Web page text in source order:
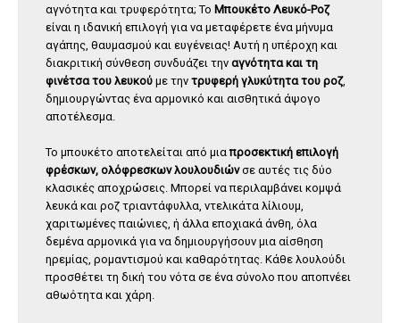
αγνότητα και τρυφερότητα; Το Μπουκέτο Λευκό-Ροζ
είναι η ιδανική επιλογή για να μεταφέρετε ένα μήνυμα
αγάπης, θαυμασμού και ευγένειας! Αυτή η υπέροχη και
διακριτική σύνθεση συνδυάζει την αγνότητα και τη
φινέτσα του λευκού με την τρυφερή γλυκύτητα του ροζ,
δημιουργώντας ένα αρμονικό και αισθητικά άψογο
αποτέλεσμα.
Το μπουκέτο αποτελείται από μιαπροσεκτική επιλογή
φρέσκων, ολόφρεσκων λουλουδιώνσε αυτές τις δύο
κλασικές αποχρώσεις. Μπορεί να περιλαμβάνει κομψά
λευκά και ροζ τριαντάφυλλα, ντελικάτα λίλιουμ,
χαριτωμένες παιώνιες, ή άλλα εποχιακά άνθη, όλα
δεμένα αρμονικά για να δημιουργήσουν μια αίσθηση
ηρεμίας, ρομαντισμού και καθαρότητας. Κάθε λουλούδι
προσθέτει τη δική του νότα σε ένα σύνολο που αποπνέει
αθωότητα και χάρη.